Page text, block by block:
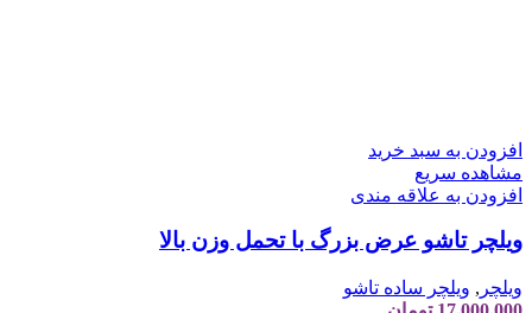
افزودن به سبد خرید
مشاهده سریع
افزودن به علاقه مندی
ویلچر تاشو عرض بزرگ با تحمل وزن بالا
ویلچر , ویلچر ساده تاشو